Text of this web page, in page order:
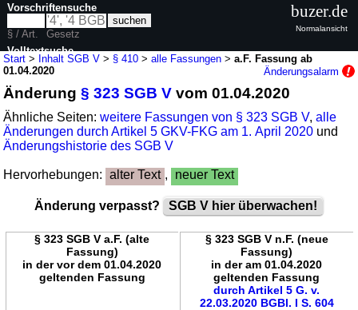
Start > Inhalt SGB V > § 410 >alle Fassungen >a.F. Fassung ab
01.04.2020
Änderungsalarm
Änderung§ 323 SGB V vom 01.04.2020
Ähnliche Seiten:weitere Fassungen von § 323 SGB V,alle
Änderungen durch Artikel 5 GKV-FKG am 1. April 2020 und
Änderungshistorie des SGB V
Hervorhebungen: alter Text , neuer Text
Änderung verpasst? SGB V hier überwachen!
§ 323 SGB V a.F. (alte
Fassung)
in der vor dem 01.04.2020
geltenden Fassung
§ 323 SGB V n.F. (neue
Fassung)
in der am 01.04.2020
geltenden Fassung
durch Artikel 5 G. v.
22.03.2020 BGBl. I S. 604
Vorschriftensuche
§ / Art.
Gesetz
Volltextsuche
buzer.de
Normalansicht